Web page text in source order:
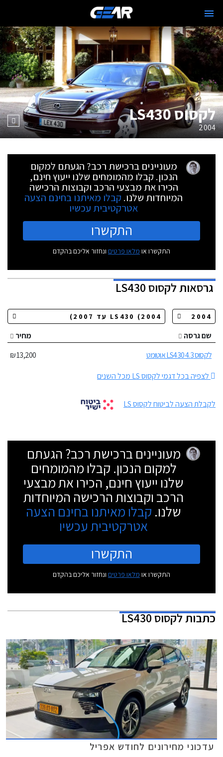
לקסוס LS430
2004
מעוניינים ברכישת רכב? הגעתם למקום
הנכון. קבלו מהמומחים שלנו ייעוץ חינם,
הכירו את מבצעי הרכב וקבוצות הרכישה
המיוחדות שלנו. קבלו מאיתנו בחינם הצעה
אטרקטיבית עכשיו
התקשרו
התקשרו או מלאו פרטים ונחזור אליכם בהקדם
גרסאותלקסוס LS430
שם גרסה
מחיר
לקסוס LS430 4.3 אוטומט
13,200 ₪
לצפיה בכל דגמי לקסוס LS מכל השנים
לקבלת הצעה לביטוח לקסוס LS
מעוניינים ברכישת רכב? הגעתם
למקום הנכון. קבלו מהמומחים
שלנו ייעוץ חינם, הכירו את מבצעי
הרכב וקבוצות הרכישה המיוחדות
שלנו. קבלו מאיתנו בחינם הצעה
אטרקטיבית עכשיו
התקשרו
התקשרו או מלאו פרטים ונחזור אליכם בהקדם
כתבותלקסוס LS430
עדכוני מחירונים לחודש אפריל